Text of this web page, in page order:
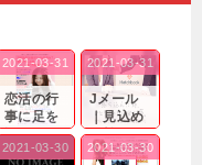
恋活の行
事に足を
運んでも
出会いの
2021-03-31
Jメール
｜見込め
る効果が
確実なも
2021-03-31
2021-03-30 2021-03-30